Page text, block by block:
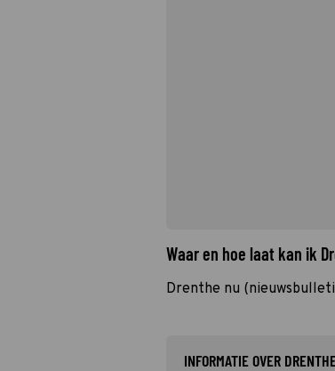
Waar en hoe laat kan ik
Drenthe nu
INFORMATIE OVER